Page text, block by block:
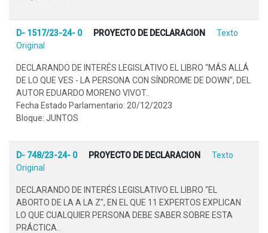
D- 1517/23-24- 0 PROYECTO DE DECLARACION
Texto
Original
DECLARANDO DE INTERÉS LEGISLATIVO EL LIBRO "MÁS ALLÁ
DE LO QUE VES - LA PERSONA CON SÍNDROME DE DOWN", DEL
AUTOR EDUARDO MORENO VIVOT..
Fecha Estado Parlamentario: 20/12/2023
Bloque: JUNTOS
D- 748/23-24- 0 PROYECTO DE DECLARACION
Texto
Original
DECLARANDO DE INTERÉS LEGISLATIVO EL LIBRO "EL
ABORTO DE LA A LA Z", EN EL QUE 11 EXPERTOS EXPLICAN
LO QUE CUALQUIER PERSONA DEBE SABER SOBRE ESTA
PRÁCTICA..